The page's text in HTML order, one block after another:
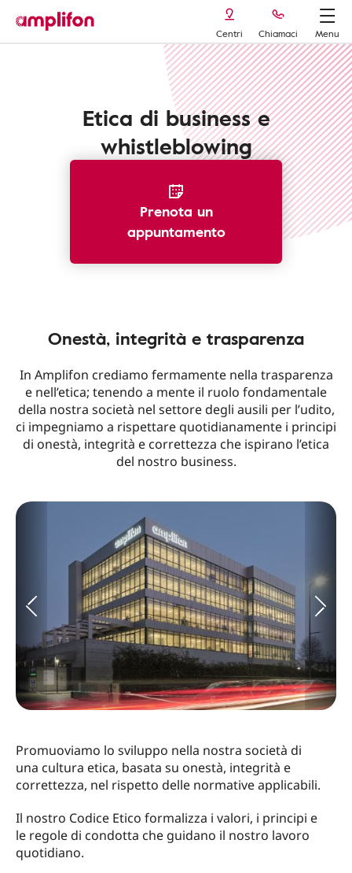
Centri Chiamaci
Menu
Etica di business e
whistleblowing
Prenota un
appuntamento
Onestà, integrità e trasparenza
In Amplifon crediamo fermamente nella trasparenza
e nell’etica; tenendo a mente il ruolo fondamentale
della nostra società nel settore degli ausili per l’udito,
ci impegniamo a rispettare quotidianamente i principi
di onestà, integrità e correttezza che ispirano l’etica
del nostro business.
Promuoviamo lo sviluppo nella nostra società di
una cultura etica, basata su onestà, integrità e
correttezza, nel rispetto delle normative applicabili.
Il nostro Codice Etico formalizza i valori, i principi e
le regole di condotta che guidano il nostro lavoro
quotidiano.